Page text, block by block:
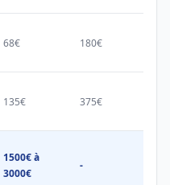
68€ 180€
135€ 375€
1500€ à
3000€
-